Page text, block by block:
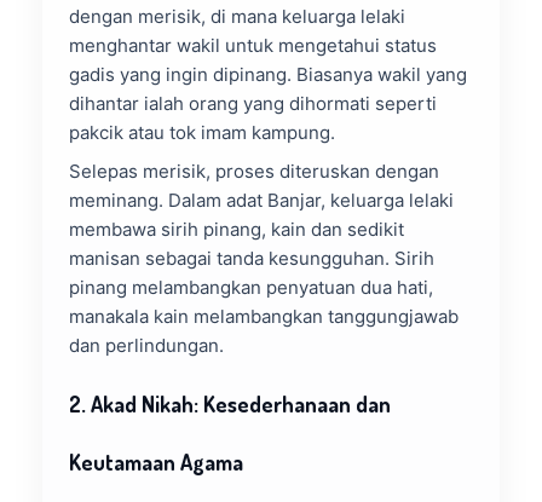
dengan merisik, di mana keluarga lelaki
menghantar wakil untuk mengetahui status
gadis yang ingin dipinang. Biasanya wakil yang
dihantar ialah orang yang dihormati seperti
pakcik atau tok imam kampung.
Selepas merisik, proses diteruskan dengan
meminang. Dalam adat Banjar, keluarga lelaki
membawa sirih pinang, kain dan sedikit
manisan sebagai tanda kesungguhan. Sirih
pinang melambangkan penyatuan dua hati,
manakala kain melambangkan tanggungjawab
dan perlindungan.
2. Akad Nikah: Kesederhanaan dan
Keutamaan Agama